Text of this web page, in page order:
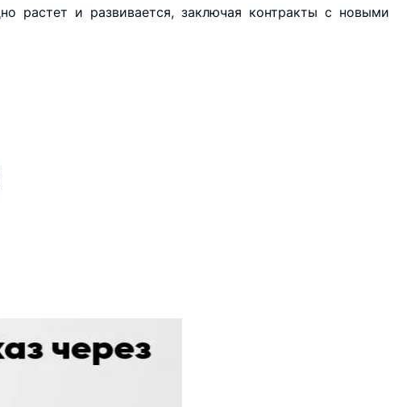
растет и развивается, заключая контракты с новыми